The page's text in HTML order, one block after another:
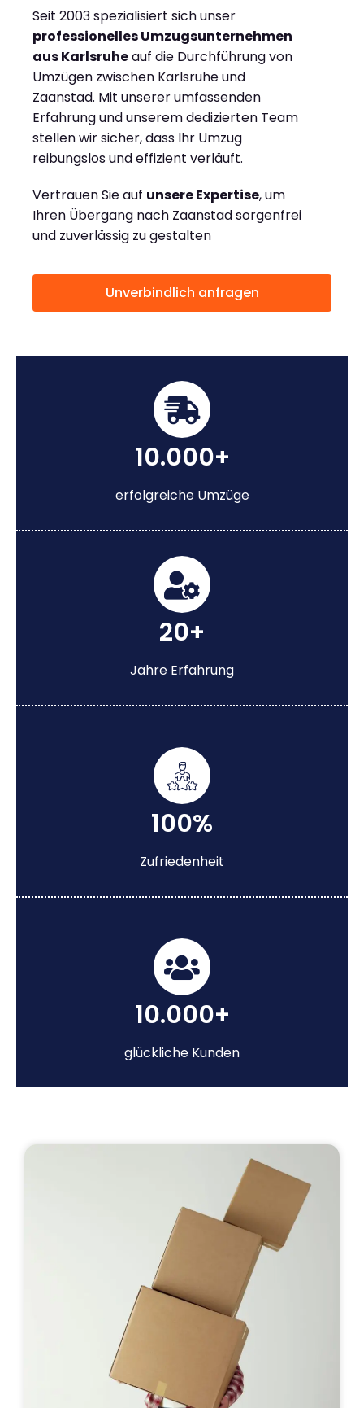
Seit 2003 spezialisiert sich unser
professionelles Umzugsunternehmen
aus Karlsruheauf die Durchführung von
Umzügen zwischen Karlsruhe und
Zaanstad. Mit unserer umfassenden
Erfahrung und unserem dedizierten Team
stellen wir sicher, dass Ihr Umzug
reibungslos und effizient verläuft.
Vertrauen Sie auf unsere Expertise, um
Ihren Übergang nach Zaanstad sorgenfrei
und zuverlässig zu gestalten
Unverbindlich anfragen
10.000+
erfolgreiche Umzüge
20+
Jahre Erfahrung
100%
Zufriedenheit
10.000+
glückliche Kunden